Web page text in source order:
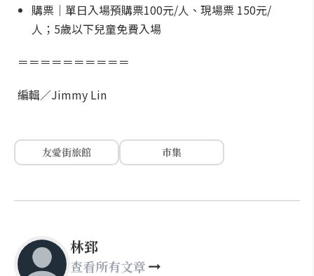
購票｜單日入場預購票100元/人、現場票 150元/
人；5歲以下兒童免費入場
＝＝＝＝＝＝＝＝＝＝
編輯／Jimmy Lin
友愛街旅館 市集
林郅
查看所有文章